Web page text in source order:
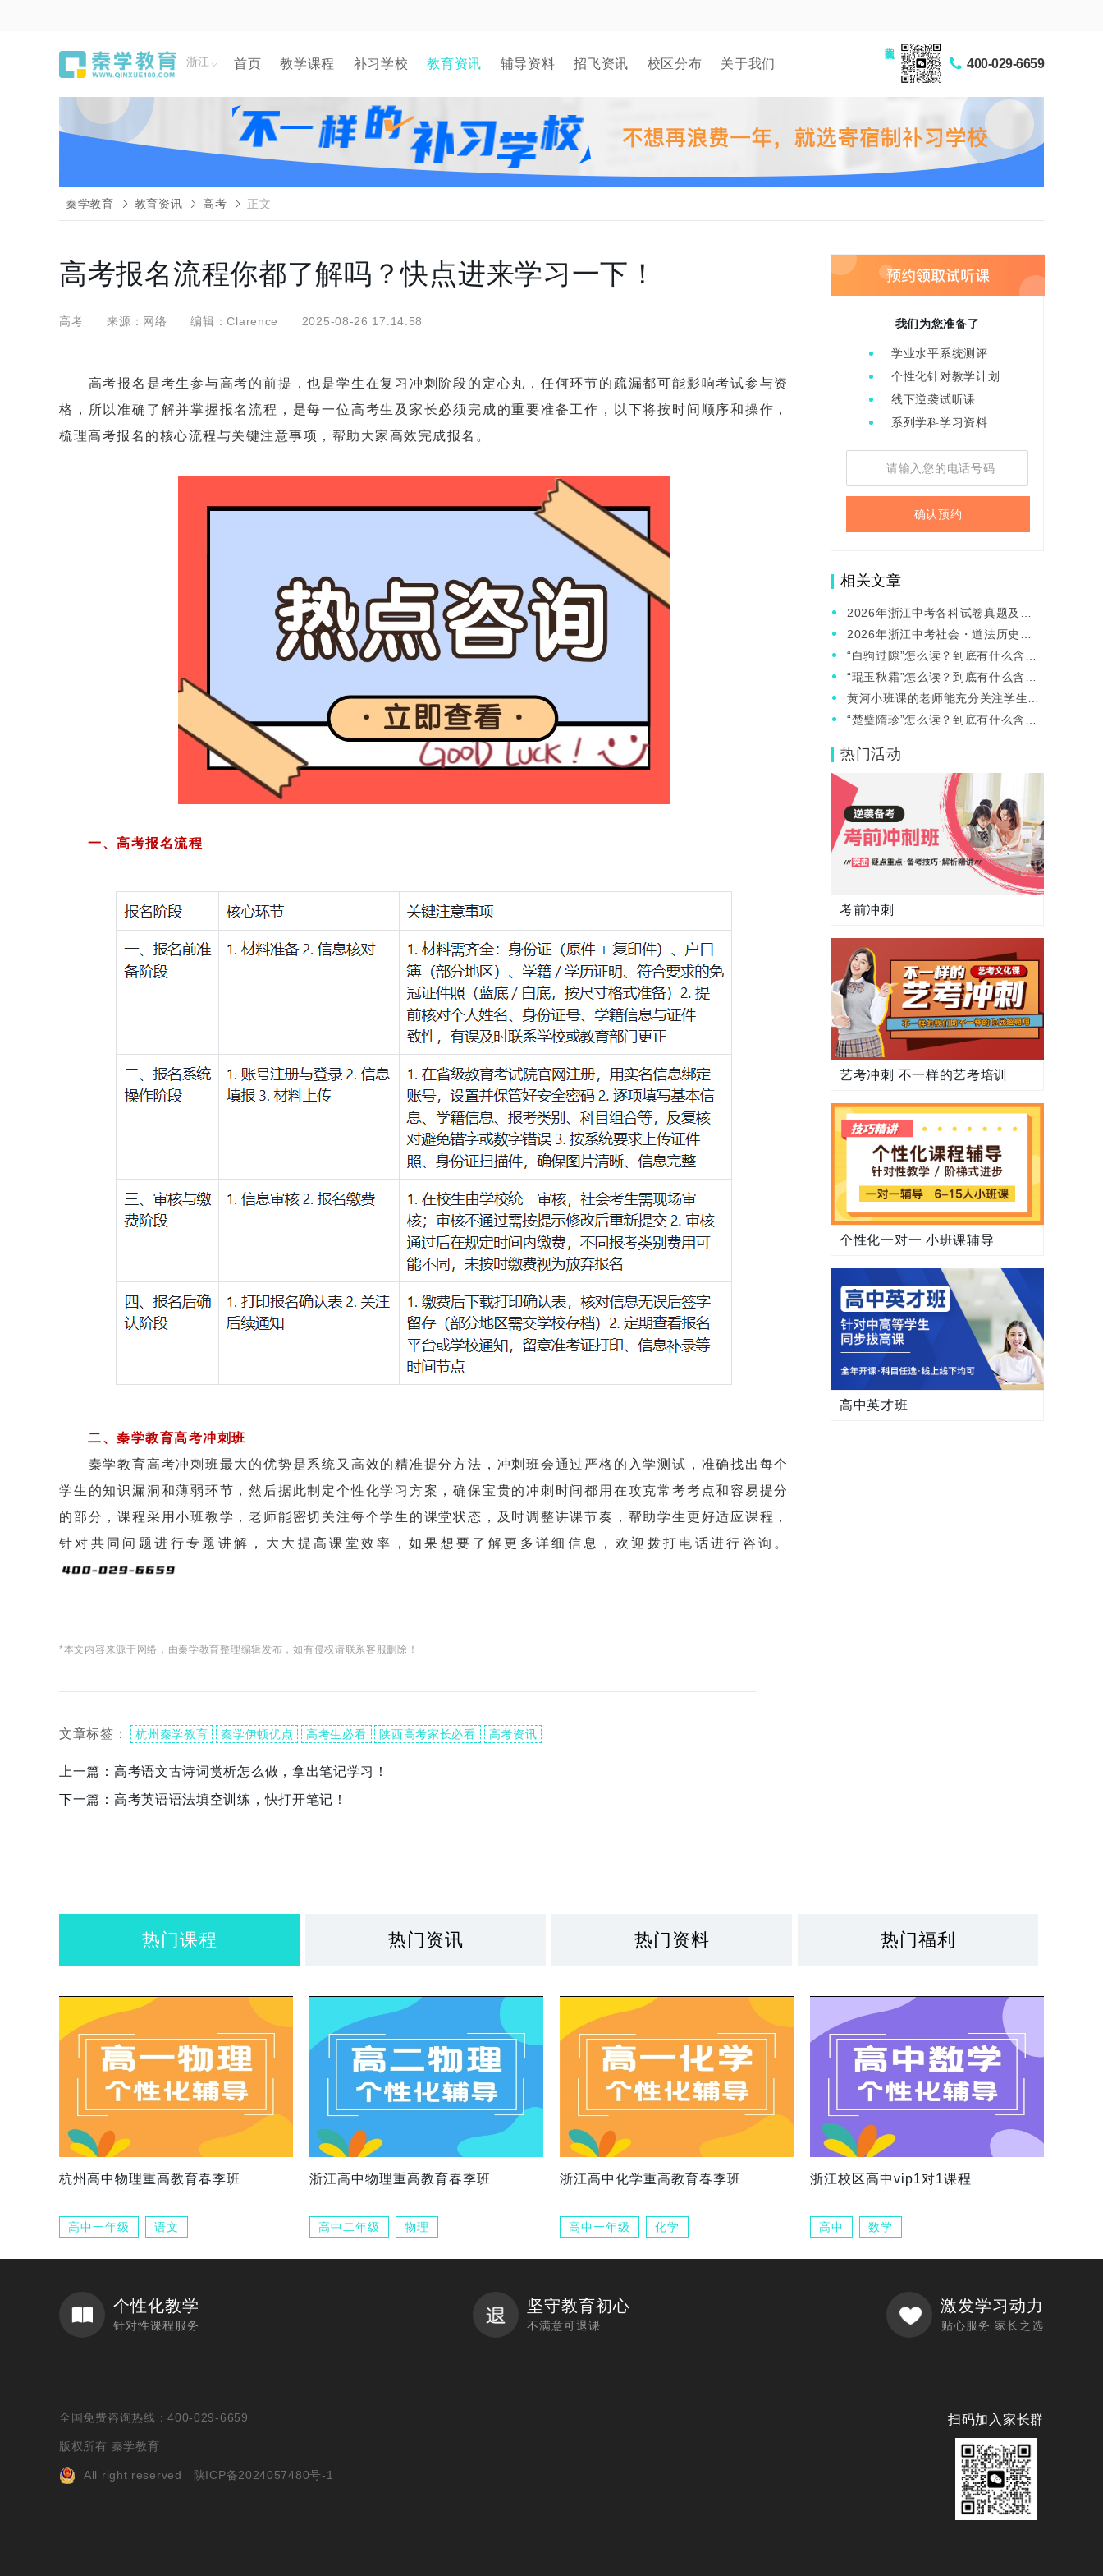
浙江 首页 教学课程 补习学校 教育资讯 辅导资料 招飞资讯 校区分布 关于我们 400-029-6659
秦学教育 教育资讯 高考 正文
高考报名流程你都了解吗？快点进来学习一下！
高考 来源：网络 编辑：Clarence 2025-08-26 17:14:58
高考报名是考生参与高考的前提，也是学生在复习冲刺阶段的定心丸，任何环节的疏漏都可能影响考试参与资
格，所以准确了解并掌握报名流程，是每一位高考生及家长必须完成的重要准备工作，以下将按时间顺序和操作，
梳理高考报名的核心流程与关键注意事项，帮助大家高效完成报名。
一、高考报名流程
二、秦学教育高考冲刺班
秦学教育高考冲刺班最大的优势是系统又高效的精准提分方法，冲刺班会通过严格的入学测试，准确找出每个
学生的知识漏洞和薄弱环节，然后据此制定个性化学习方案，确保宝贵的冲刺时间都用在攻克常考考点和容易提分
的部分，课程采用小班教学，老师能密切关注每个学生的课堂状态，及时调整讲课节奏，帮助学生更好适应课程，
针对共同问题进行专题讲解，大大提高课堂效率，如果想要了解更多详细信息，欢迎拨打电话进行咨询。
*本文内容来源于网络，由秦学教育整理编辑发布，如有侵权请联系客服删除！
文章标签： 杭州秦学教育 秦学伊顿优点 高考生必看 陕西高考家长必看 高考资讯
上一篇： 高考语文古诗词赏析怎么做，拿出笔记学习！
下一篇： 高考英语语法填空训练，快打开笔记！
我们为您准备了
学业水平系统测评
个性化针对教学计划
线下逆袭试听课
系列学科学习资料
确认预约
相关文章
2026年浙江中考各科试卷真题及答
案解析汇总
2026年浙江中考社会・道法历史真
题及答案解析
“白驹过隙”怎么读？到底有什么含
义？
“琨玉秋霜”怎么读？到底有什么含
义？
黄河小班课的老师能充分关注学生
吗？孩子上课容易走神怎么办？
“楚璧隋珍”怎么读？到底有什么含
热门活动
考前冲刺
艺考冲刺 不一样的艺考培训
个性化一对一 小班课辅导
高中英才班
热门课程 热门资讯 热门资料 热门福利
杭州高中物理重高教育春季班
高中一年级 语文
浙江高中物理重高教育春季班
高中二年级 物理
浙江高中化学重高教育春季班
高中一年级 化学
浙江校区高中vip1对1课程
高中 数学
个性化教学
针对性课程服务
坚守教育初心
不满意可退课
激发学习动力
贴心服务 家长之选
全国免费咨询热线：400-029-6659
版权所有 秦学教育
All right reserved 陕ICP备2024057480号-1
扫码加入家长群